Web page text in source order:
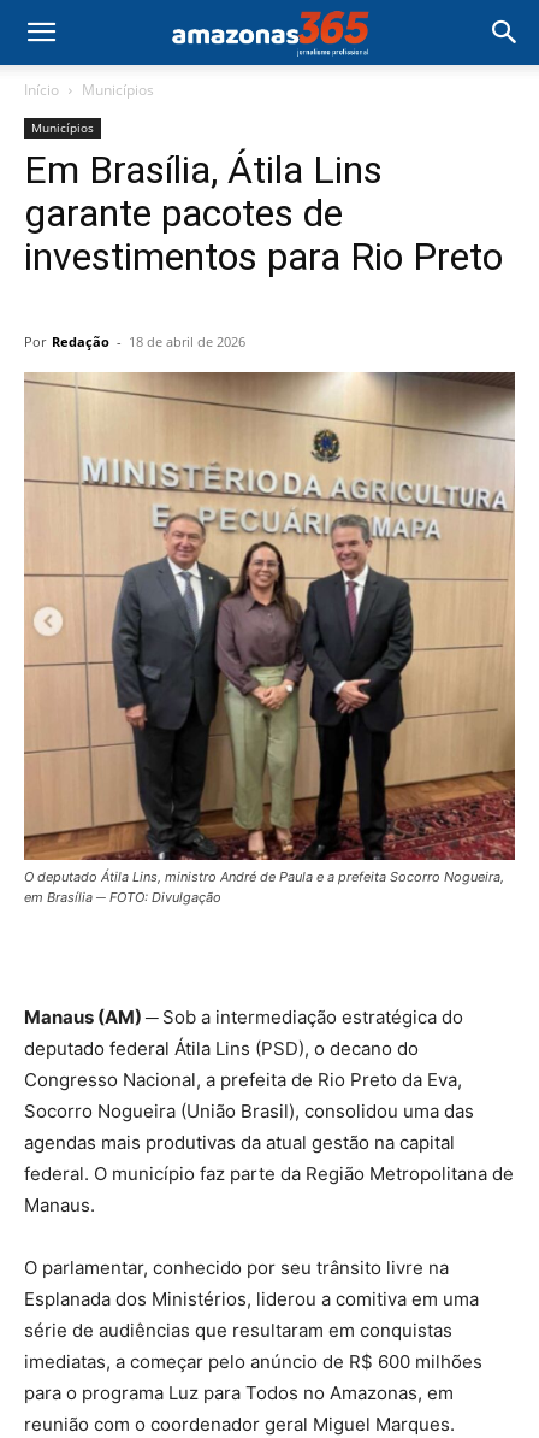
Início Municípios
Municípios
Em Brasília, Átila Lins
garante pacotes de
investimentos para Rio Preto
Por Redação - 18 de abril de 2026
O deputado Átila Lins, ministro André de Paula e a prefeita Socorro Nogueira,
em Brasília ─ FOTO: Divulgação
Manaus (AM) ─ Sob a intermediação estratégica do
deputado federal Átila Lins (PSD), o decano do
Congresso Nacional, a prefeita de Rio Preto da Eva,
Socorro Nogueira (União Brasil), consolidou uma das
agendas mais produtivas da atual gestão na capital
federal. O município faz parte da Região Metropolitana de
Manaus.
O parlamentar, conhecido por seu trânsito livre na
Esplanada dos Ministérios, liderou a comitiva em uma
série de audiências que resultaram em conquistas
imediatas, a começar pelo anúncio de R$ 600 milhões
para o programa Luz para Todos no Amazonas, em
reunião com o coordenador geral Miguel Marques.